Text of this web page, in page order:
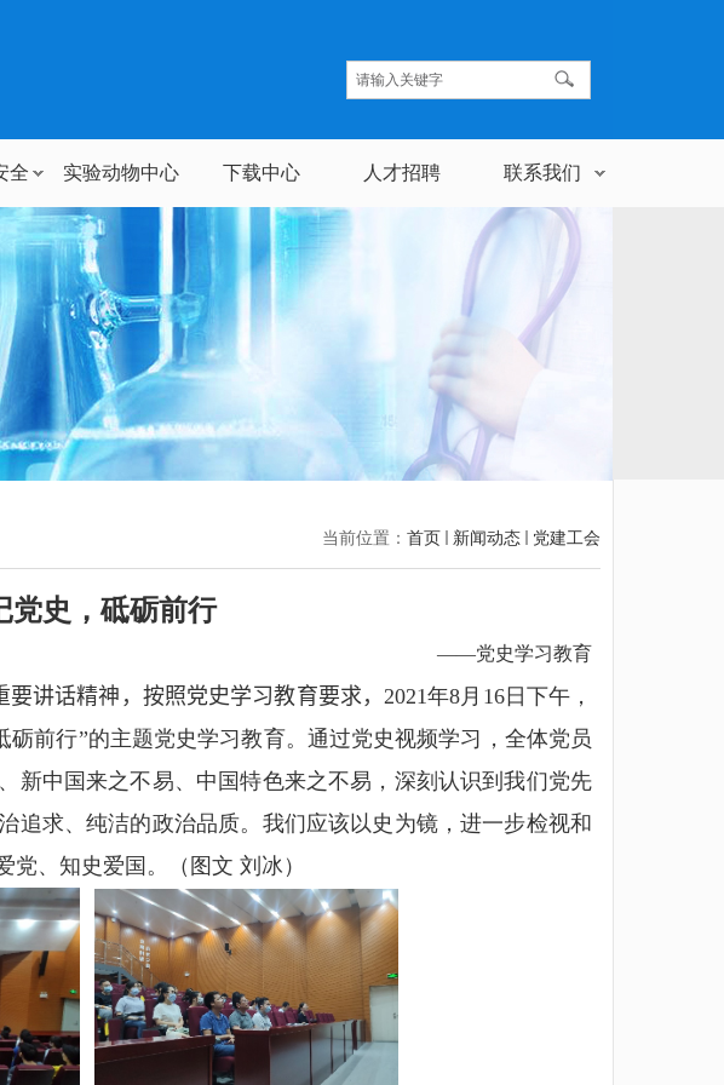
全 实验动物中心 下载中心 人才招聘 联系我们
当前位置： 首页 新闻动态 党建工会
党史，砥砺前行
——党史学习教育
要讲话精神，按照党史学习教育要求，2021年8月 16日下午，
前行”的主题党史学习教育。通过党史视频学习，全体党员
新中国来之不易、中国特色来之不易，深刻认识到我们党先
追求、纯洁的政治品质。我们应该以史为镜，进一步检视和
、知史爱国。（图文 刘冰）